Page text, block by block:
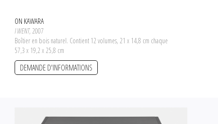
ON KAWARA
I WENT, 2007
Boîtier en bois naturel. Contient 12 volumes, 21 x 14,8 cm chaque
57,3 x 19,2 x 25,8 cm
DEMANDE D'INFORMATIONS